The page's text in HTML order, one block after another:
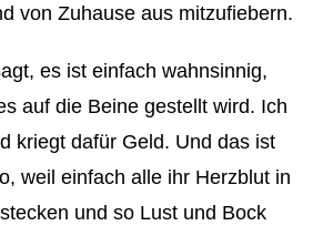
von Zuhause aus mitzufiebern.
es ist einfach wahnsinnig,
auf die Beine gestellt wird. Ich
kriegt dafür Geld. Und das ist
weil einfach alleihr Herzblut in
und so Lust und Bock